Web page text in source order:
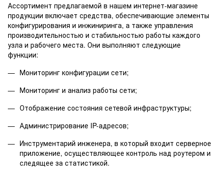
Ассортимент предлагаемой в нашем интернет-магазине
продукции включает средства, обеспечивающие элементы
конфигурирования и инжиниринга, а также управления
производительностью и стабильностью работы каждого
узла и рабочего места. Они выполняют следующие
функции:
Мониторинг конфигурации сети;
Мониторинг и анализ работы сети;
Отображение состояния сетевой инфраструктуры;
Администрирование IP-адресов;
Инструментарий инженера, в который входит серверное
приложение, осуществляющее контроль над роутером и
следящее за статистикой.